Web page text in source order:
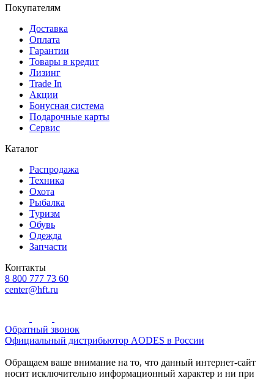
Покупателям
Доставка
Оплата
Гарантии
Товары в кредит
Лизинг
Trade In
Акции
Бонусная система
Подарочные карты
Сервис
Каталог
Распродажа
Техника
Охота
Рыбалка
Туризм
Обувь
Одежда
Запчасти
Контакты
8 800 777 73 60
center@hft.ru
Обратный звонок
Официальный дистрибьютор AODES в России
Обращаем ваше внимание на то, что данный интернет-сайт
носит исключительно информационный характер и ни при